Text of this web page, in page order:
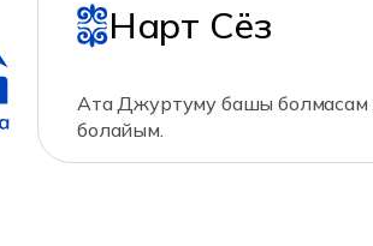
Нарт Сёз
Ата Джуртуму башы болмасам
болайым.